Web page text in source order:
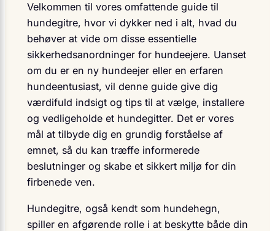
Velkommen til vores omfattende guide til
hundegitre, hvor vi dykker ned i alt, hvad du
behøver at vide om disse essentielle
sikkerhedsanordninger for hundeejere. Uanset
om du er en ny hundeejer eller en erfaren
hundeentusiast, vil denne guide give dig
værdifuld indsigt og tips til at vælge, installere
og vedligeholde et hundegitter. Det er vores
mål at tilbyde dig en grundig forståelse af
emnet, så du kan træffe informerede
beslutninger og skabe et sikkert miljø for din
firbenede ven.
Hundegitre, også kendt som hundehegn,
spiller en afgørende rolle i at beskytte både din